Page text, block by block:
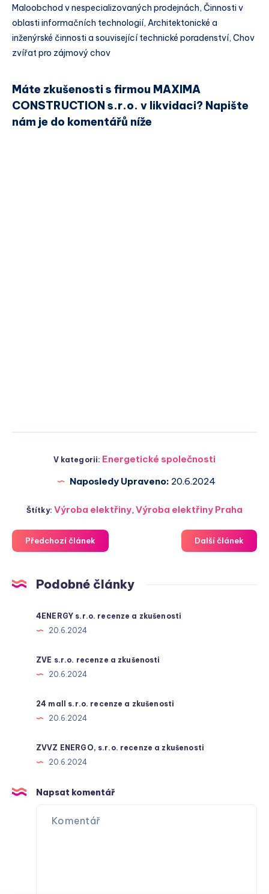
Maloobchod v nespecializovaných prodejnách, Činnosti v
oblasti informačních technologií, Architektonické a
inženýrské činnosti a související technické poradenství, Chov
zvířat pro zájmový chov
Máte zkušenosti s firmou MAXIMA
CONSTRUCTION s.r.o. v likvidaci? Napište
nám je do komentářů níže
V kategorii: Energetické společnosti
Naposledy Upraveno: 20.6.2024
Štítky:Výroba elektřiny,Výroba elektřiny Praha
Předchozí článek Další článek
Podobné články
4ENERGY s.r.o. recenze a zkušenosti
20.6.2024
ZVE s.r.o. recenze a zkušenosti
20.6.2024
24 mall s.r.o. recenze a zkušenosti
20.6.2024
ZVVZ ENERGO, s.r.o. recenze a zkušenosti
20.6.2024
Napsat komentář